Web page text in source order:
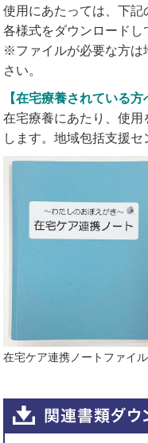
使用にあたっては、下記
各様式をダウンロードし
※ファイルが必要な方は
さい。
【在宅療養されている方
在宅療養にあたり、使
します。地域包括支援セ
在宅ケア連携ノートファイル